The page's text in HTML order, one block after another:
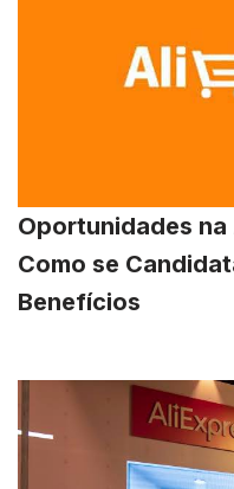
Oportunidades
Como se
Benefícios